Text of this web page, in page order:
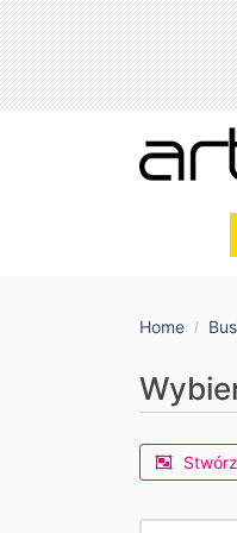
Home